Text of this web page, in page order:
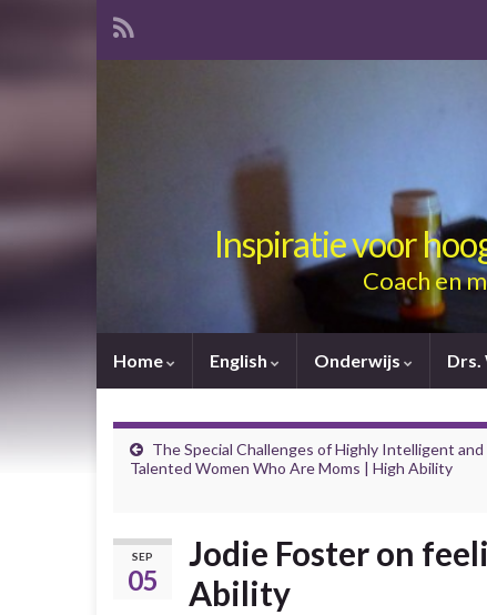
Inspiratie voor
Coach en
Home English Onderwijs Drs.
The Special Challenges of Highly Intelligent and
Talented Women Who Are Moms | High Ability
SEP
05
Jodie Foster on
Ability